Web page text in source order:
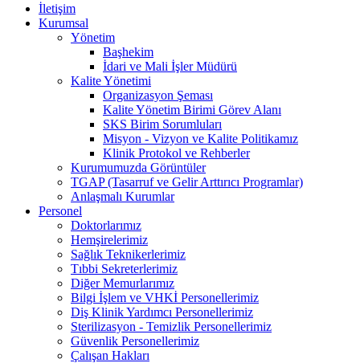
İletişim
Kurumsal
Yönetim
Başhekim
İdari ve Mali İşler Müdürü
Kalite Yönetimi
Organizasyon Şeması
Kalite Yönetim Birimi Görev Alanı
SKS Birim Sorumluları
Misyon - Vizyon ve Kalite Politikamız
Klinik Protokol ve Rehberler
Kurumumuzda Görüntüler
TGAP (Tasarruf ve Gelir Arttırıcı Programlar)
Anlaşmalı Kurumlar
Personel
Doktorlarımız
Hemşirelerimiz
Sağlık Teknikerlerimiz
Tıbbi Sekreterlerimiz
Diğer Memurlarımız
Bilgi İşlem ve VHKİ Personellerimiz
Diş Klinik Yardımcı Personellerimiz
Sterilizasyon - Temizlik Personellerimiz
Güvenlik Personellerimiz
Çalışan Hakları